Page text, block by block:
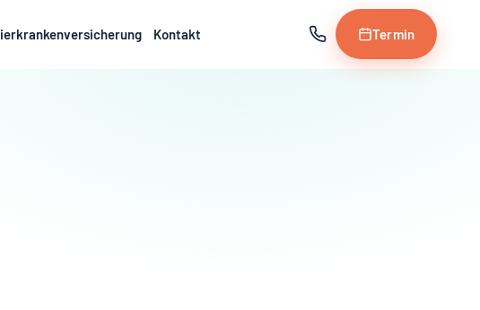
Kontakt Termin